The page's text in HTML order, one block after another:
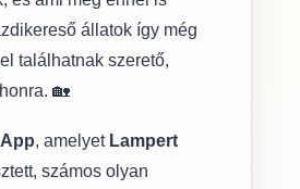
állatok így még
találhatnak szerető,
🏡
, amelyet Lampert
számos olyan